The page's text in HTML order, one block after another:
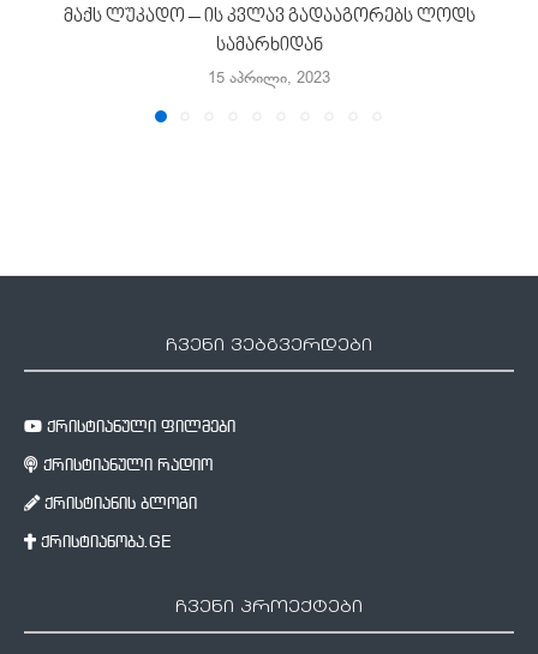
მაქს ლუკადო – ის კვლავ გადააგორებს ლოდს
სამარხიდან
15 აპრილი, 2023
ჩვენი ვებგვერდები
ქრისტიანული ფილმები
ქრისტიანული რადიო
ქრისტიანის ბლოგი
ქრისტიანობა.GE
ჩვენი პროექტები